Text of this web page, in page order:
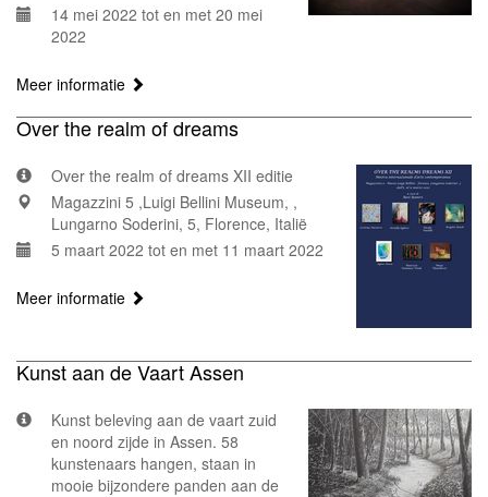
14 mei 2022 tot en met 20 mei
2022
Meer informatie
Over the realm of dreams
Over the realm of dreams XII editie
Magazzini 5 ,Luigi Bellini Museum, ,
Lungarno Soderini, 5, Florence, Italië
5 maart 2022 tot en met 11 maart 2022
Meer informatie
Kunst aan de Vaart Assen
Kunst beleving aan de vaart zuid
en noord zijde in Assen. 58
kunstenaars hangen, staan in
mooie bijzondere panden aan de